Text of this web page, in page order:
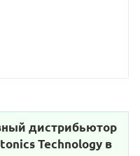
дистрибьютор
Technology в